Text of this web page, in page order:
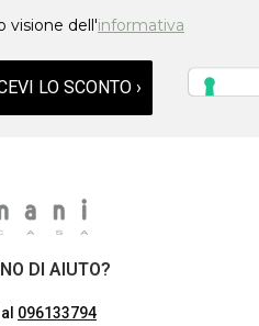
visione dell'informativa
LO SCONTO ›
DI AIUTO?
096133794